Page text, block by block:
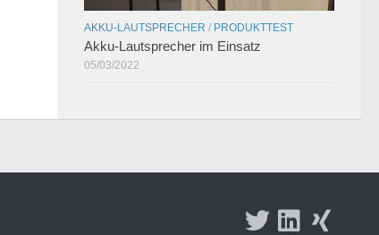
AKKU-LAUTSPRECHER / PRODUKTTEST
Akku-Lautsprecher im Einsatz
05/03/2022